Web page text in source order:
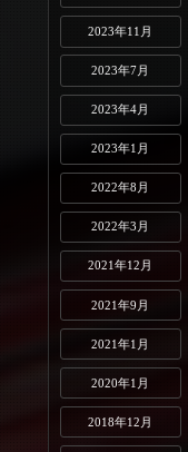
2023年11月
2023年7月
2023年4月
2023年1月
2022年8月
2022年3月
2021年12月
2021年9月
2021年1月
2020年1月
2018年12月